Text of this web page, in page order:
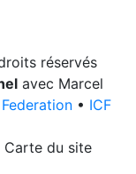
réservés
avec Marcel
• ICF
| Carte du site